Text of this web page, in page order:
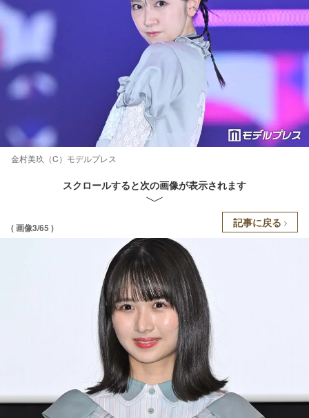
金村美玖（C）モデルプレス
スクロールすると次の画像が表示されます
( 画像3/65 ) 記事に戻る